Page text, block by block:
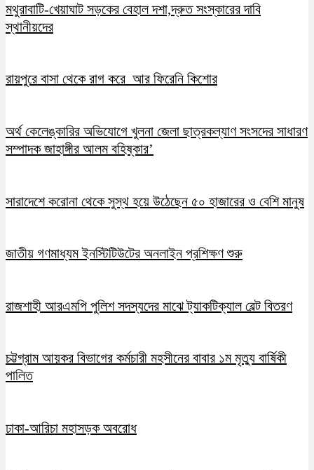
মথুরাবাটি-খেয়াঘাট সড়কের বেহাল দশা,দ্রুত সংস্কারের দাবি
স্থানীয়দের
রায়পুরে বাসা থেকে রাগ করে আর ফিরেনি কিশোর
অর্থ কেলেঙ্কারির অভিযোগে খুলনা জেলা ছাত্রকল্যাণ সংসদের সাধারণ
সম্পাদক জাহাঙ্গীর আলম বহিষ্কার’
সারাদেশে করোনা থেকে সুস্থ হয়ে উঠেছেন ৫০ হাজারের ও বেশি মানুষ
জাতীয় গণমাধ্যম ইনস্টিটিউটের অনলাইন প্রশিক্ষণ শুরু
রাজশাহী আরএমপি পুলিশ সদস্যদের মাঝে ট্যাকটিক্যাল বেল্ট বিতরণ
চট্টগ্রাম আয়কর বিভাগের কর্মচারী মহসীনের বাবার ১ম মৃত্যু বার্ষিকী
পালিত
ঢাকা-আরিচা মহাসড়ক অবরোধ